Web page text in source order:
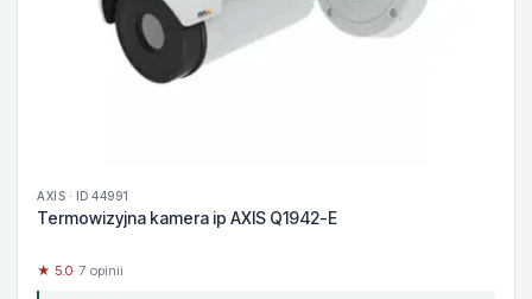
AXIS · ID 44991
Termowizyjna kamera ip AXIS Q1942-E
★ 5.0· 7 opinii